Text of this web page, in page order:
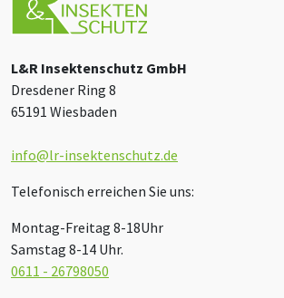
L&R Insektenschutz GmbH
Dresdener Ring 8
65191 Wiesbaden
info@lr-insektenschutz.de
Telefonisch erreichen Sie uns:
Montag-Freitag 8-18Uhr
Samstag 8-14 Uhr.
0611 - 26798050